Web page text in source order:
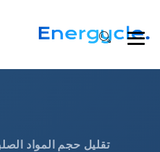
تقليل حجم المواد